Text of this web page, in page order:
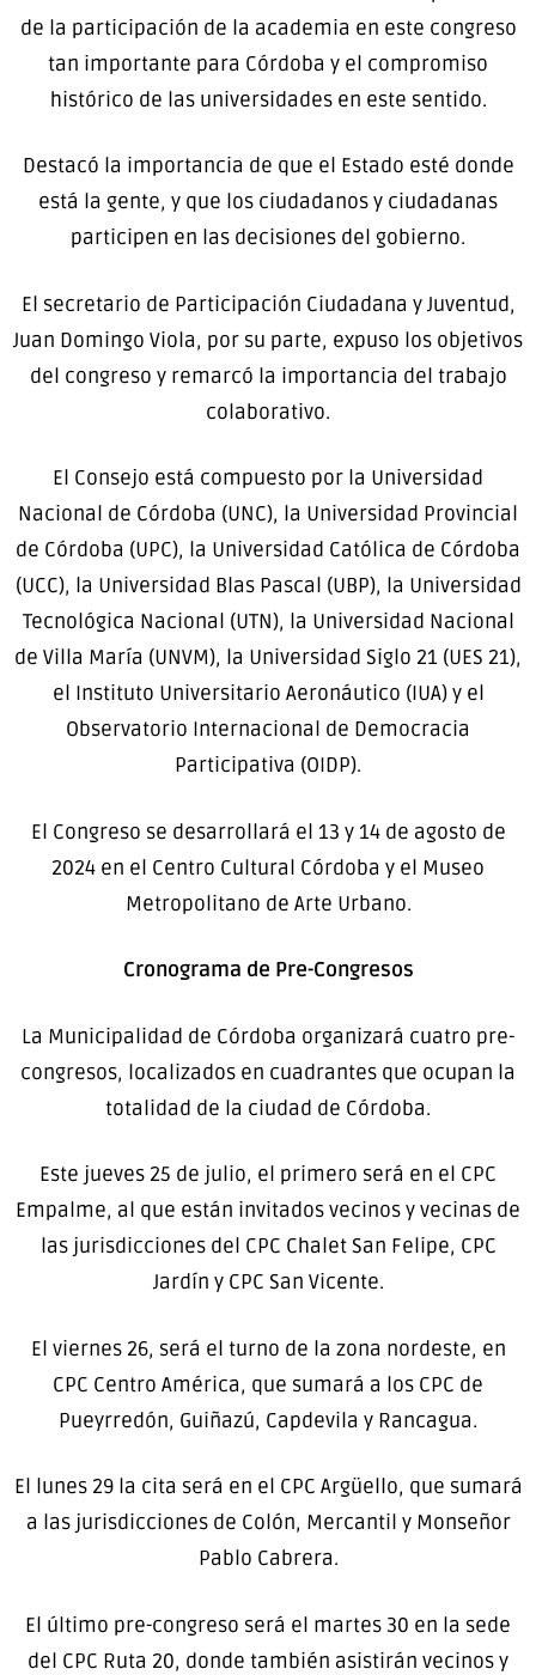
de la participación de la academia en este congreso
tan importante para Córdoba y el compromiso
histórico de las universidades en este sentido.
Destacó la importancia de que el Estado esté donde
está la gente, y que los ciudadanos y ciudadanas
participen en las decisiones del gobierno.
El secretario de Participación Ciudadana y Juventud,
Juan Domingo Viola, por su parte, expuso los objetivos
del congreso y remarcó la importancia del trabajo
colaborativo.
El Consejo está compuesto por la Universidad
Nacional de Córdoba (UNC), la Universidad Provincial
de Córdoba (UPC), la Universidad Católica de Córdoba
(UCC), la Universidad Blas Pascal (UBP), la Universidad
Tecnológica Nacional (UTN), la Universidad Nacional
de Villa María (UNVM), la Universidad Siglo 21 (UES 21),
el Instituto Universitario Aeronáutico (IUA) y el
Observatorio Internacional de Democracia
Participativa (OIDP).
El Congreso se desarrollará el 13 y 14 de agosto de
2024 en el Centro Cultural Córdoba y el Museo
Metropolitano de Arte Urbano.
Cronograma de Pre-Congresos
La Municipalidad de Córdoba organizará cuatro pre-
congresos, localizados en cuadrantes que ocupan la
totalidad de la ciudad de Córdoba.
Este jueves 25 de julio, el primero será en el CPC
Empalme, al que están invitados vecinos y vecinas de
las jurisdicciones del CPC Chalet San Felipe, CPC
Jardín y CPC San Vicente.
El viernes 26, será el turno de la zona nordeste, en
CPC Centro América, que sumará a los CPC de
Pueyrredón, Guiñazú, Capdevila y Rancagua.
El lunes 29 la cita será en el CPC Argüello, que sumará
a las jurisdicciones de Colón, Mercantil y Monseñor
Pablo Cabrera.
El último pre-congreso será el martes 30 en la sede
del CPC Ruta 20, donde también asistirán vecinos y